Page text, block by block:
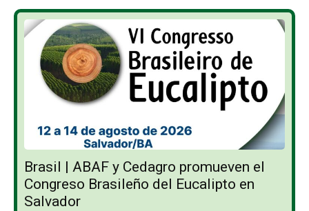
Brasil | ABAF y Cedagro promueven el
Congreso Brasileño del Eucalipto en
Salvador